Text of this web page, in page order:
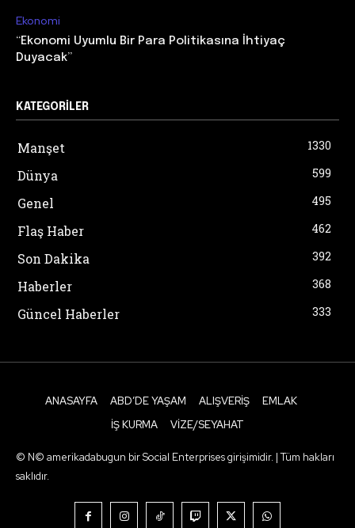
Ekonomi
“Ekonomi Uyumlu Bir Para Politikasına İhtiyaç
Duyacak”
KATEGORILER
Manşet 1330
Dünya 599
Genel 495
Flaş Haber 462
Son Dakika 392
Haberler 368
Güncel Haberler 333
ANASAYFA ABD’DE YAŞAM ALIŞVERIŞ
EMLAK
İŞ KURMA
VIZE/SEYAHAT
© N© amerikadabugun bir Social Enterprises girişimidir. | Tüm hakları
saklıdır.